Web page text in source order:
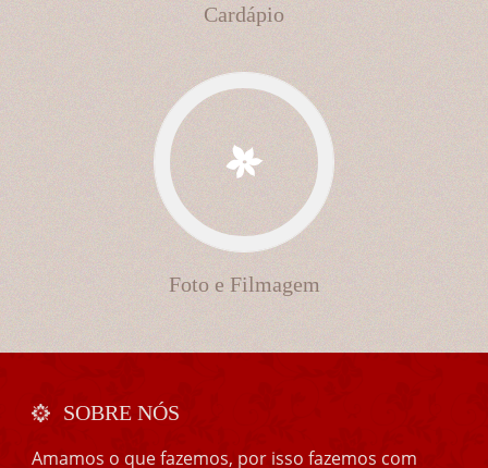
Cardápio
Foto e Filmagem
SOBRE NÓS
Amamos o que fazemos, por isso fazemos com